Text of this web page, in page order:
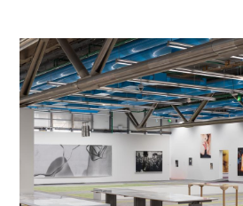
GALERIE CHANTAL CROUSEL
10 RUE CHARLOT, 75003 PARIS
T.+33 1 42 77 38 87